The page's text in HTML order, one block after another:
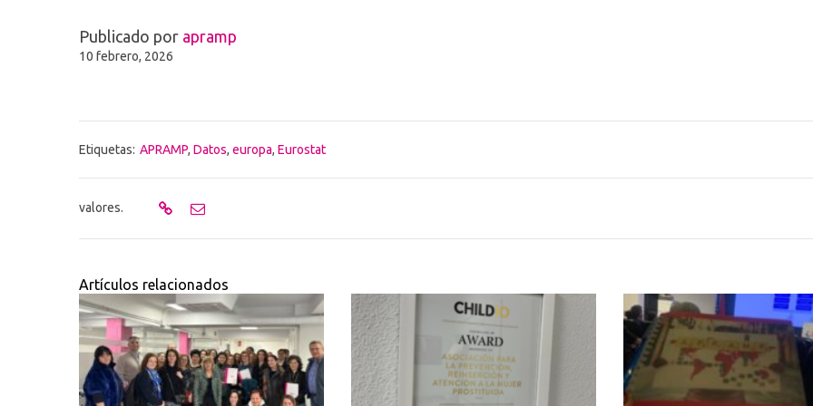
Publicado por apramp
10 febrero, 2026
Etiquetas: APRAMP, Datos, europa, Eurostat
valores.
Artículos relacionados